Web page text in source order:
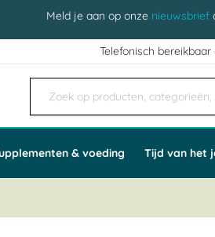
Meld je aan op onze nieuwsbrief
Telefonisch
& voeding Tijd van het